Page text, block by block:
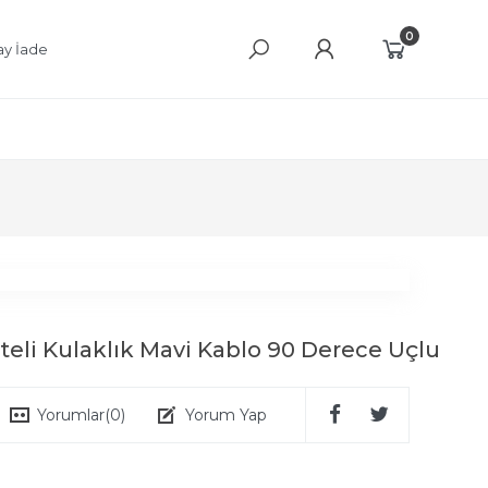
İade
0
Kulaklık Mavi Kablo 90 Derece Uçlu
Yorumlar(0) Yorum Yap